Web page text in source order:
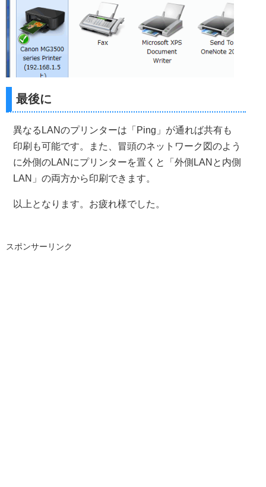
最後に
異なるLANのプリンターは「Ping」が通れば共有も
印刷も可能です。また、冒頭のネットワーク図のよう
に外側のLANにプリンターを置くと「外側LANと内側
LAN」の両方から印刷できます。
以上となります。お疲れ様でした。
スポンサーリンク